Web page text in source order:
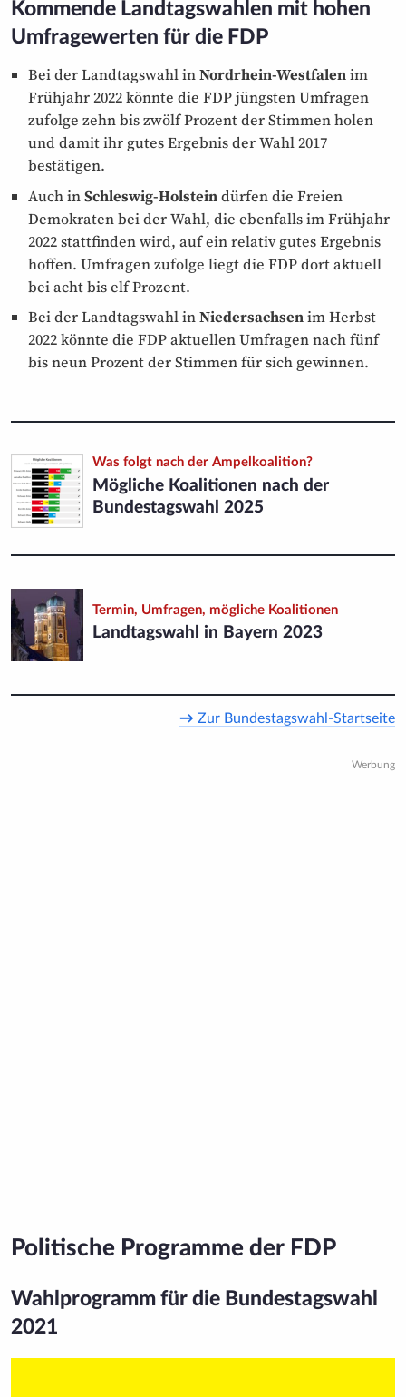
Kommende Landtagswahlen mit hohen
Umfragewerten für die FDP
Bei der Landtagswahl inNordrhein-Westfalenim
Frühjahr 2022 könnte die FDP jüngsten Umfragen
zufolge zehn bis zwölf Prozent der Stimmen holen
und damit ihr gutes Ergebnis der Wahl 2017
bestätigen.
Auch inSchleswig-Holsteindürfen die Freien
Demokraten bei der Wahl, die ebenfalls im Frühjahr
2022 statt­finden wird, auf ein relativ gutes Ergebnis
hoffen. Umfragen zufolge liegt die FDP dort aktuell
bei acht bis elf Prozent.
Bei der Landtagswahl inNiedersachsenim Herbst
2022 könnte die FDP aktuellen Umfragen nach fünf
bis neun Prozent der Stimmen für sich gewinnen.
Was folgt nach der Ampelkoalition?
Mögliche Koalitionen nach der
Bundestagswahl 2025
Termin, Umfragen, mögliche Koalitionen
Landtags­wahl in Bayern 2023
→ Zur Bundestagswahl-Startseite
Werbung
Politische Programme der FDP
Wahlprogramm für die Bundestagswahl
2021